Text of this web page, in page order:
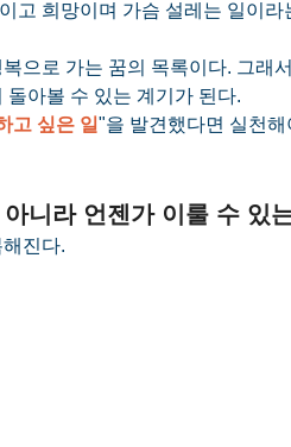
고 희망이며 가슴 설레는 일이라
으로 가는 꿈의 목록이다. 그래
돌아볼 수 있는 계기가 된다.
고 싶은 일"을 발견했다면 실천해
니라 언젠가 이룰 수 있
진다.